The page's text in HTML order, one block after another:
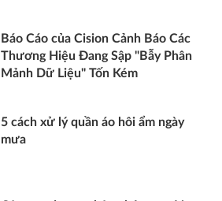
Báo Cáo của Cision Cảnh Báo Các
Thương Hiệu Đang Sập "Bẫy Phân
Mảnh Dữ Liệu" Tốn Kém
5 cách xử lý quần áo hôi ẩm ngày
mưa